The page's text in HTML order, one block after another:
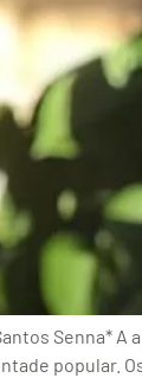
Senna*
popular.